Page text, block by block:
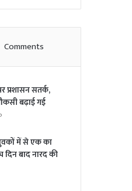
Comments
प्रशासन सतर्क,
बढ़ाई गई
में से एक का
दिन बाद नारद की